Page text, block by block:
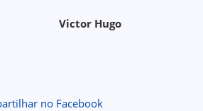
Victor Hugo
no Facebook